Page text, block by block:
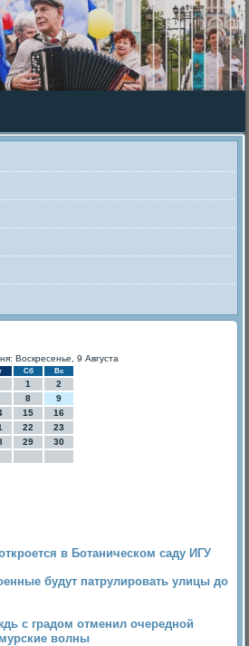
Воскресенье, 9 Августа
Сб Вс
1
2
8
9
15
16
22
23
29
30
в Ботаническом саду ИГУ
будут патрулировать улицы до
с градом отменил очередной
волны